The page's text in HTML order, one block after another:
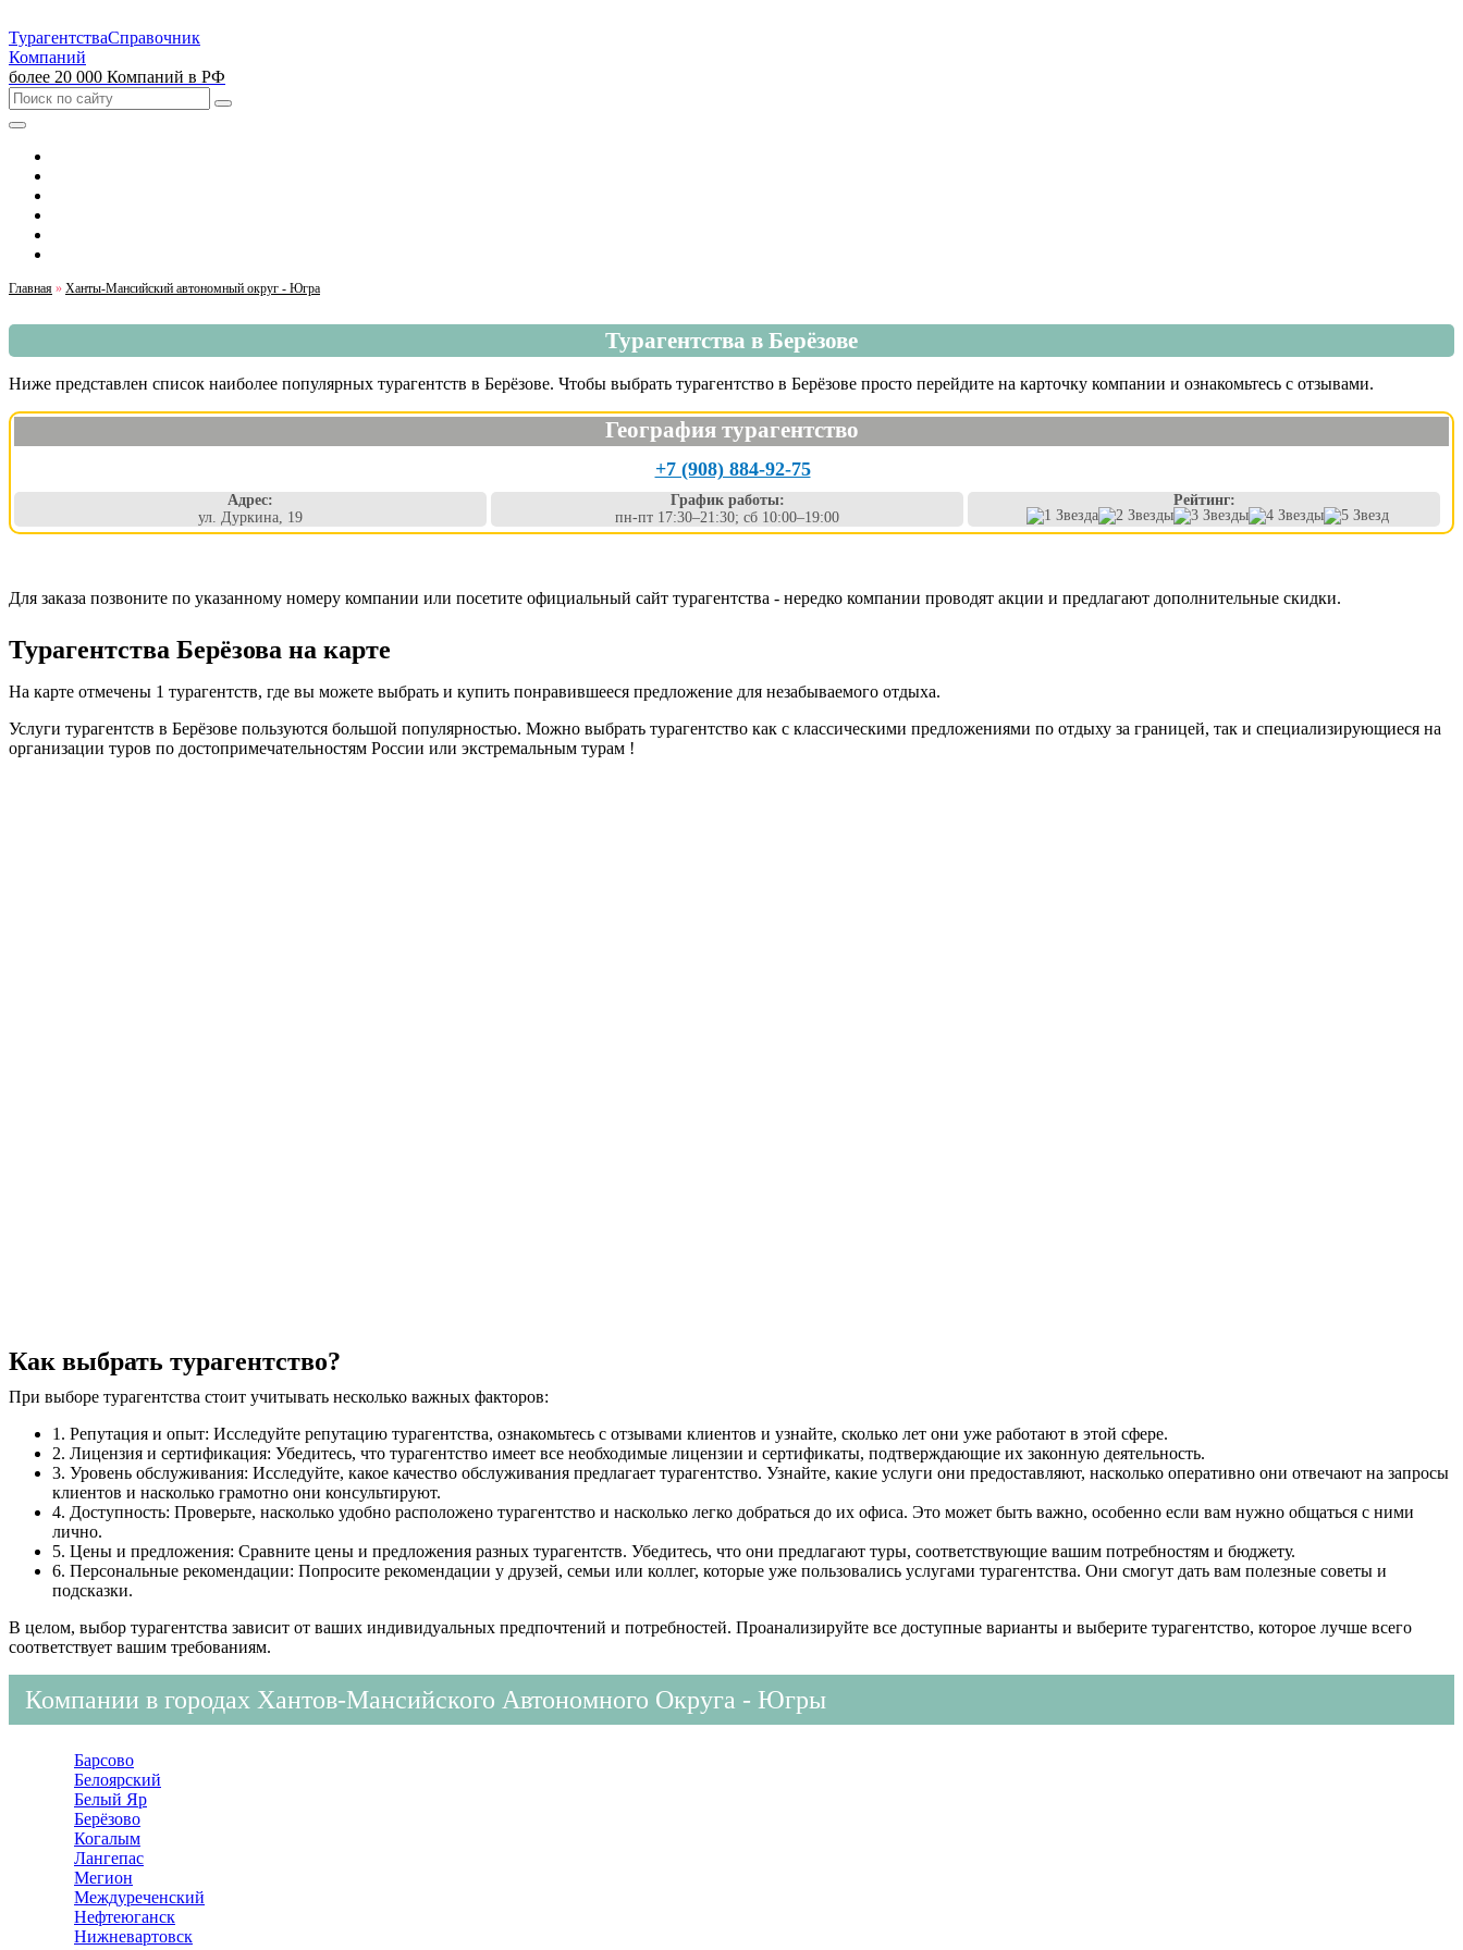
ТурагентстваСправочник
Компаний
более 20 000 Компаний в РФ
Главная » Ханты-Мансийский автономный округ - Югра
Турагентства в Берёзове
Ниже представлен список наиболее популярных турагентств в Берёзове. Чтобы выбрать турагентство в Берёзове просто перейдите на карточку компании и ознакомьтесь с отзывами.
География турагентство
+7 (908) 884-92-75
Адрес:
ул. Дуркина, 19
График работы:
пн-пт 17:30–21:30; сб 10:00–19:00
Рейтинг:
Для заказа позвоните по указанному номеру компании или посетите официальный сайт турагентства - нередко компании проводят акции и предлагают дополнительные скидки.
Турагентства Берёзова на карте
На карте отмечены 1 турагентств, где вы можете выбрать и купить понравившееся предложение для незабываемого отдыха.
Услуги турагентств в Берёзове пользуются большой популярностью. Можно выбрать турагентство как с классическими предложениями по отдыху за границей, так и специализирующиеся на
организации туров по достопримечательностям России или экстремальным турам !
Как выбрать турагентство?
При выборе турагентства стоит учитывать несколько важных факторов:
1. Репутация и опыт: Исследуйте репутацию турагентства, ознакомьтесь с отзывами клиентов и узнайте, сколько лет они уже работают в этой сфере.
2. Лицензия и сертификация: Убедитесь, что турагентство имеет все необходимые лицензии и сертификаты, подтверждающие их законную деятельность.
3. Уровень обслуживания: Исследуйте, какое качество обслуживания предлагает турагентство. Узнайте, какие услуги они предоставляют, насколько оперативно они отвечают на запросы
клиентов и насколько грамотно они консультируют.
4. Доступность: Проверьте, насколько удобно расположено турагентство и насколько легко добраться до их офиса. Это может быть важно, особенно если вам нужно общаться с ними
лично.
5. Цены и предложения: Сравните цены и предложения разных турагентств. Убедитесь, что они предлагают туры, соответствующие вашим потребностям и бюджету.
6. Персональные рекомендации: Попросите рекомендации у друзей, семьи или коллег, которые уже пользовались услугами турагентства. Они смогут дать вам полезные советы и
подсказки.
В целом, выбор турагентства зависит от ваших индивидуальных предпочтений и потребностей. Проанализируйте все доступные варианты и выберите турагентство, которое лучше всего
соответствует вашим требованиям.
Компании в городах Хантов-Мансийского Автономного Округа - Югры
Барсово
Белоярский
Белый Яр
Берёзово
Когалым
Лангепас
Мегион
Междуреченский
Нефтеюганск
Нижневартовск